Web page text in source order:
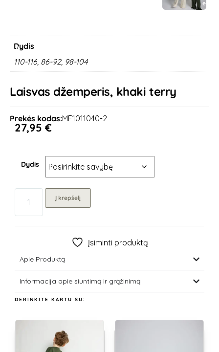
o
u
e
x
Dydis
110-116, 86-92, 98-104
Laisvas džemperis, khaki terry
Prekės kodas:MF1011040-2
27,95€
Dydis
Į krepšelį
Įsiminti produktą
Apie Produktą
Informacija apie siuntimą ir grąžinimą
DERINKITE KARTU SU: